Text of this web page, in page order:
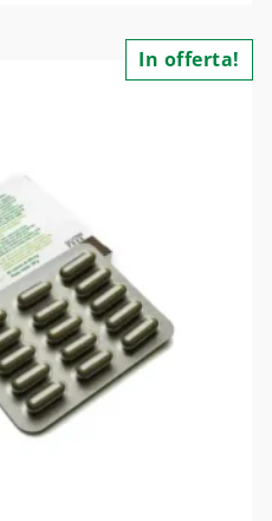
In offerta!